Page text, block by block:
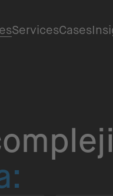
ServicesCases